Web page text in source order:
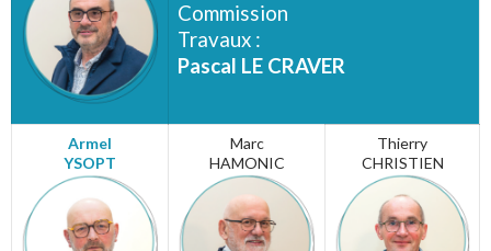
Commission
Travaux :
Pascal LE CRAVER
Armel
YSOPT
Marc
HAMONIC
Thierry
CHRISTIEN